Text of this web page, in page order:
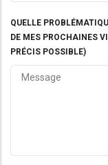
QUELLE
DE MES PROCHAINES
PRÉCIS POSSIBLE)